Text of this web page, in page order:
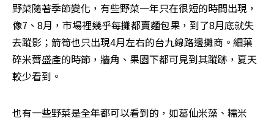
野菜隨著季節變化，有些野菜一年只在很短的時間出現，
像7、8月，市場裡幾乎每攤都賣麵包果，到了8月底就失
去蹤影；箭筍也只出現4月左右的台九線路邊攤商。細葉
碎米薺盛產的時節，牆角、果園下都可見到其蹤跡，夏天
較少看到。
也有一些野菜是全年都可以看到的，如葛仙米藻、糯米